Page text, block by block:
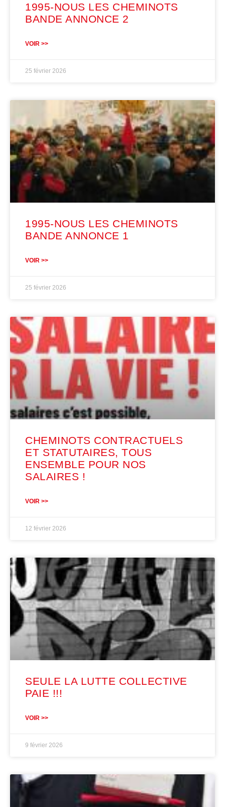
1995-NOUS LES CHEMINOTS
BANDE ANNONCE 2
VOIR >>
25 février 2026
1995-NOUS LES CHEMINOTS
BANDE ANNONCE 1
VOIR >>
25 février 2026
CHEMINOTS CONTRACTUELS
ET STATUTAIRES, TOUS
ENSEMBLE POUR NOS
SALAIRES !
VOIR >>
12 février 2026
SEULE LA LUTTE COLLECTIVE
PAIE !!!
VOIR >>
9 février 2026